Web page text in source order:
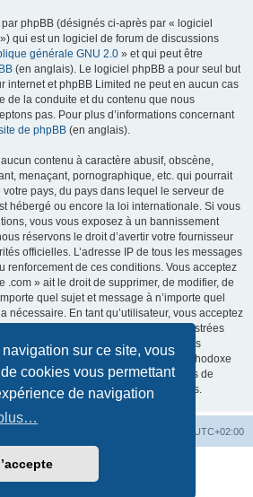
sur ce site, vous
cookies vous permettant
de navigation
phpBB (désignés ci-après par « logiciel
qui est un logiciel de forum de discussions
générale GNU 2.0 » et qui peut être
(en anglais). Le logiciel phpBB a pour seul but
internet et phpBB Limited ne peut en aucun cas
de la conduite et du contenu que nous
pas. Pour plus d’informations concernant
de phpBB (en anglais).
contenu à caractère abusif, obscène,
menaçant, pornographique, etc. qui pourrait
pays, du pays dans lequel le serveur de
hébergé ou encore la loi internationale. Si vous
vous vous exposez à un bannissement
réservons le droit d’avertir votre fournisseur
officielles. L’adresse IP de tous les messages
renforcement de ces conditions. Vous acceptez
.com » ait le droit de supprimer, de modifier, de
quel sujet et message à n’importe quel
nécessaire. En tant qu’utilisateur, vous acceptez
vous avez renseignées soient enregistrées
Bien que ces informations ne seront pas
votre consentement, ni « forum - orthodoxe
être tenus comme responsables en cas de
visant à compromettre vos données.
UTC+02:00
® Forum Software © phpBB Limited
©